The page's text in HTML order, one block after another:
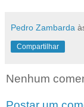
Pedro Zambarda
Compartilhar
Nenhum